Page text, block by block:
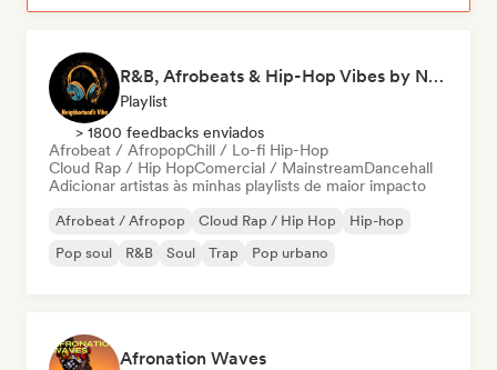
R&B, Afrobeats & Hip-Hop Vibes by Neighborhood's Vibe
Playlist
> 1800 feedbacks enviados
Afrobeat / AfropopChill / Lo-fi Hip-Hop
Cloud Rap / Hip HopComercial / MainstreamDancehall
Adicionar artistas às minhas playlists de maior impacto
Afrobeat / Afropop Cloud Rap / Hip Hop
Hip-hop
Pop soul
R&B Soul Trap Pop urbano
Afronation Waves